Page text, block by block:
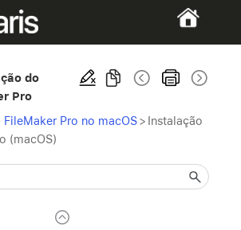
do
Pro
Pro no macOS> Instalação
(macOS)